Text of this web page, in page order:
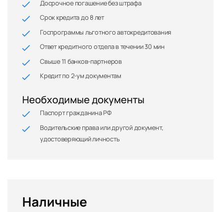
Досрочное погашение без штрафа
Срок кредита до 8 лет
Госпрограммы льготного автокредитования
Ответ кредитного отдела в течении 30 мин
Свыше 11 банков-партнеров
Кредит по 2-ум документам
Необходимые документы
Паспорт гражданина РФ
Водительские права или другой документ,
удостоверяющий личность
Наличные